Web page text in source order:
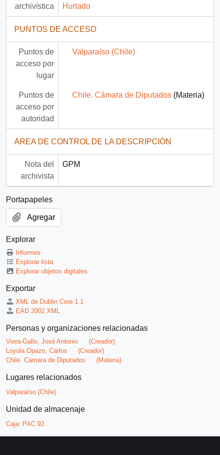
archivística Hurtado
PUNTOS DE ACCESO
Puntos de
acceso por
lugar
Valparaíso (Chile)
Puntos de
acceso por
autoridad
Chile. Cámara de Diputados(Materia)
ÁREA DE CONTROL DE LA DESCRIPCIÓN
Nota del
archivista
GPM
Portapapeles
Agregar
Explorar
Informes
Explorar lista
Explorar objetos digitales
Exportar
XML de Dublin Core 1.1
EAD 2002 XML
Personas y organizaciones relacionadas
Viera-Gallo, José Antonio
(Creador)
Loyola Opazo, Carlos
(Creador)
Chile. Cámara de Diputados
(Materia)
Lugares relacionados
Valparaíso (Chile)
Unidad de almacenaje
Caja: PAC 92